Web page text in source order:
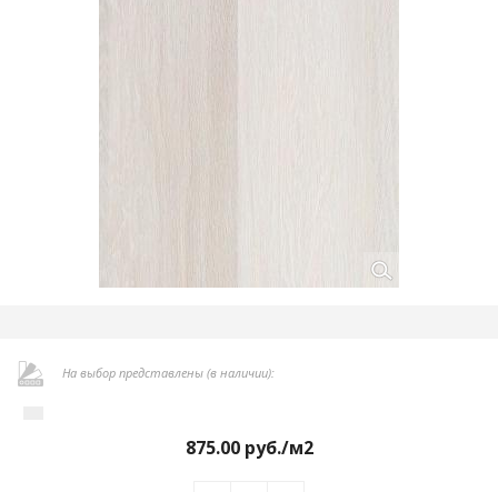
На выбор представлены (в наличии):
875.00руб./м2